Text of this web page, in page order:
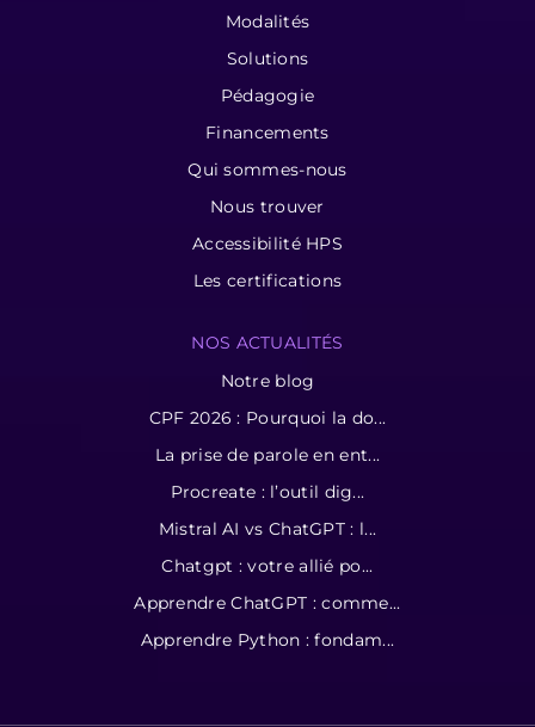
Modalités
Solutions
Pédagogie
Financements
Qui sommes-nous
Nous trouver
Accessibilité HPS
Les certifications
NOS ACTUALITÉS
Notre blog
CPF 2026 : Pourquoi la do...
La prise de parole en ent...
Procreate : l’outil dig...
Mistral AI vs ChatGPT : l...
Chatgpt : votre allié po...
Apprendre ChatGPT : comme...
Apprendre Python : fondam...